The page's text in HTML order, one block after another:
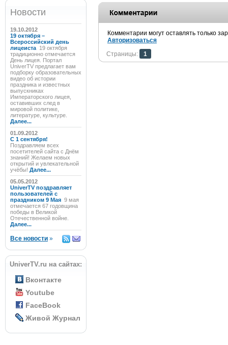
Новости
19.10.2012
19 октября –
Всероссийский день
лицеиста 19 октября
традиционно отмечается
День лицея. Портал
UniverTV предлагает вам
подборку образовательных
видео об истории
праздника и известных
выпускниках
Императорского лицея,
оставивших след в
мировой политике,
литературе, культуре.
Далее...
01.09.2012
C 1 сентября!
Поздравляем всех
посетителей сайта с Днём
знаний! Желаем новых
открытий и увлекательной
учёбы! Далее...
05.05.2012
UniverTV поздравляет
пользователей с
праздником 9 Мая 9 мая
отмечается 67 годовщина
победы в Великой
Отечественной войне.
Далее...
Все новости »
UniverTV.ru на сайтах:
Вконтакте
Youtube
FaceBook
Живой Журнал
Комментарии могут оставлять только
Авторизоваться
Страницы:
1